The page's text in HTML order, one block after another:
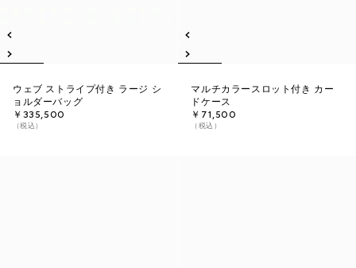
ウェブ ストライプ付き ラージ シ
ョルダーバッグ
￥335,500
（税込）
マルチカラースロット付き カー
ドケース
￥71,500
（税込）